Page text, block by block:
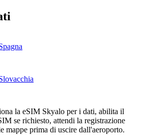
la eSIM Skyalo per i dati, abilita il
se richiesto, attendi la registrazione
mappe prima di uscire dall'aeroporto.